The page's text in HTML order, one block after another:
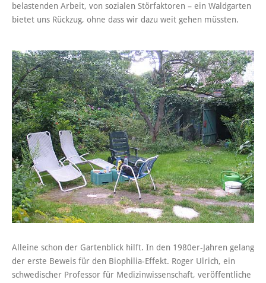
belastenden Arbeit, von sozialen Störfaktoren – ein Waldgarten
bietet uns Rückzug, ohne dass wir dazu weit gehen müssten.
Alleine schon der Gartenblick hilft. In den 1980er-Jahren gelang
der erste Beweis für den Biophilia-Effekt. Roger Ulrich, ein
schwedischer Professor für Medizinwissenschaft, veröffentliche